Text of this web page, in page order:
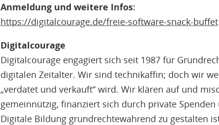
Anmeldung und weitere Infos:
https://digitalcourage.de/freie-software-snack-buffet
Digitalcourage
Digitalcourage engagiert sich seit 1987 für
digitalen Zeitalter. Wir sind technikaffin; doch wir
„verdatet und verkauft“ wird. Wir klären auf und
gemeinnützig, finanziert sich durch private
Digitale Bildung grundrechtewahrend zu gestalten